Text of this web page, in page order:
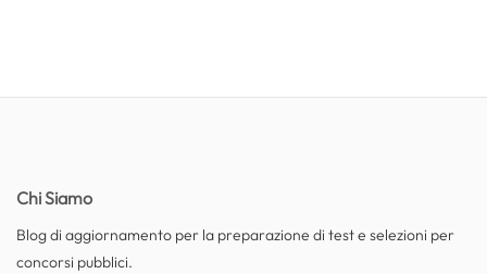
Chi Siamo
Blog di aggiornamento per la preparazione di test e selezioni per
concorsi pubblici.